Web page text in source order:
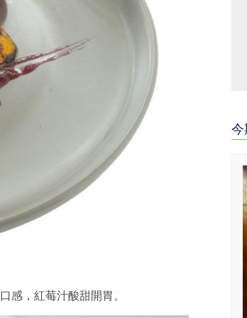
感，紅莓汁酸甜開胃。
今